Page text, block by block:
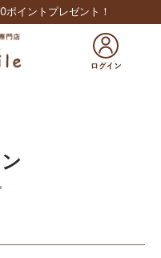
ポイントプレゼント！